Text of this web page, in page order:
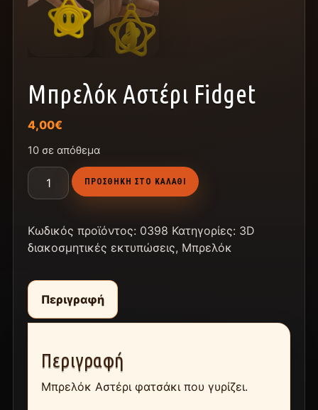
Μπρελόκ Αστέρι Fidget
4,00€
10 σε απόθεμα
ΠΡΟΣΘΉΚΗ ΣΤΟ ΚΑΛΆΘΙ
Κωδικός προϊόντος: 0398 Κατηγορίες: 3D
διακοσμητικές εκτυπώσεις, Μπρελόκ
Περιγραφή
Περιγραφή
Μπρελόκ Αστέρι φατσάκι που γυρίζει.